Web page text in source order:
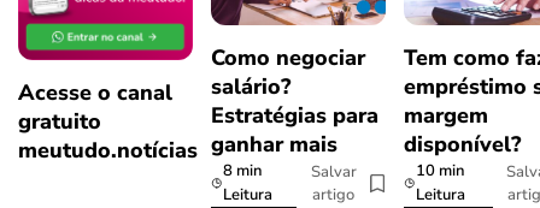
Acesse o canal
gratuito
meutudo.notícias
Como negociar
salário?
Estratégias para
ganhar mais
8 min
Leitura
Salvar
artigo
Tem como
empréstimo
margem
disponível?
10 min
Leitura